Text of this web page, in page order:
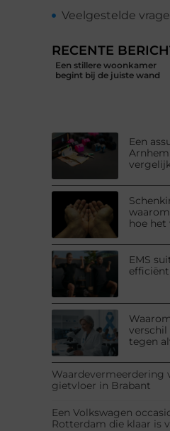
Veelgestelde
RECENTE
Een stillere woonkamer
begint bij de juiste wand
Een
hoe het
EMS
tegen
Waardevermeerdering
gietvloer in Brabant
Een Volkswagen
Rotterdam die klaar is